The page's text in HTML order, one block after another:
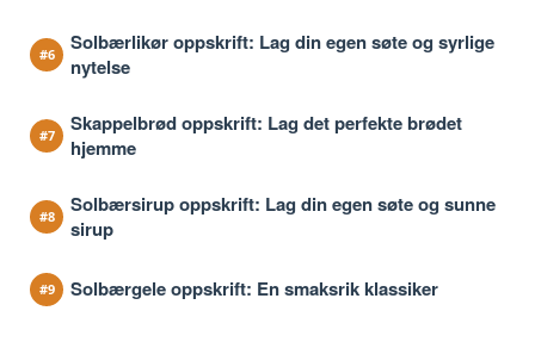
Solbærlikør oppskrift: Lag din egen søte og syrlige
nytelse
Skappelbrød oppskrift: Lag det perfekte brødet
hjemme
Solbærsirup oppskrift: Lag din egen søte og sunne
sirup
Solbærgele oppskrift: En smaksrik klassiker